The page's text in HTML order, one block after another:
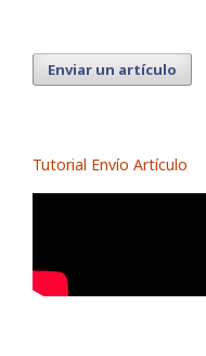
Enviar un artículo
Tutorial Envío Artículo